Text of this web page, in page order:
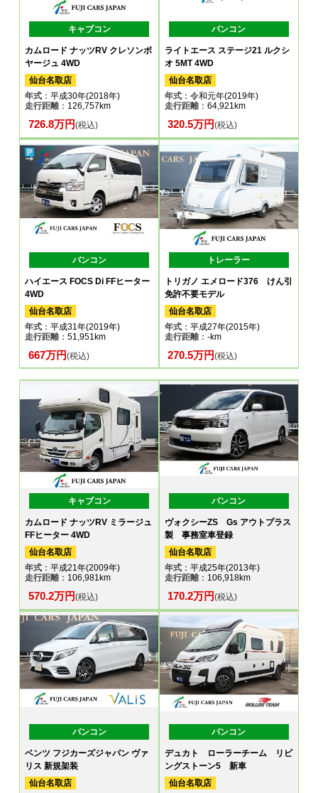
キャブコン
カムロード ナッツRV クレソンボ
ヤージュ 4WD
仙台名取店
年式 ：平成30年(2018年)
走行距離：126,757km
726.8万円(税込)
バンコン
ライトエース ステージ21 ルクシ
オ 5MT 4WD
仙台名取店
年式：令和元年(2019年)
走行距離：64,921km
320.5万円(税込)
バンコン
ハイエース FOCS Di FFヒーター
4WD
仙台名取店
年式 ：平成31年(2019年)
走行距離：51,951km
667万円(税込)
トレーラー
トリガノ エメロード376 けん引
免許不要モデル
仙台名取店
年式：平成27年(2015年)
走行距離：-km
270.5万円(税込)
キャブコン
カムロード ナッツRV ミラージュ
FFヒーター 4WD
仙台名取店
年式 ：平成21年(2009年)
走行距離：106,981km
570.2万円(税込)
バンコン
ヴォクシーZS Gs アウトプラス
製 事務室車登録
仙台名取店
年式：平成25年(2013年)
走行距離：106,918km
170.2万円(税込)
バンコン
ベンツ フジカーズジャパン ヴァ
リス 新規架装
仙台名取店
バンコン
デュカト ローラーチーム リビ
ングストーン5 新車
仙台名取店